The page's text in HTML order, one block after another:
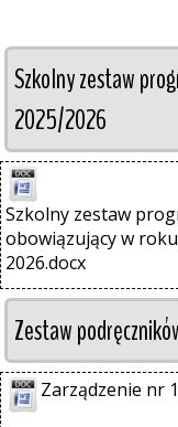
Szkolny zestaw
2025/2026
Szkolny zestaw
obowiązujący w
2026.docx
Zestaw
Zarządzenie nr